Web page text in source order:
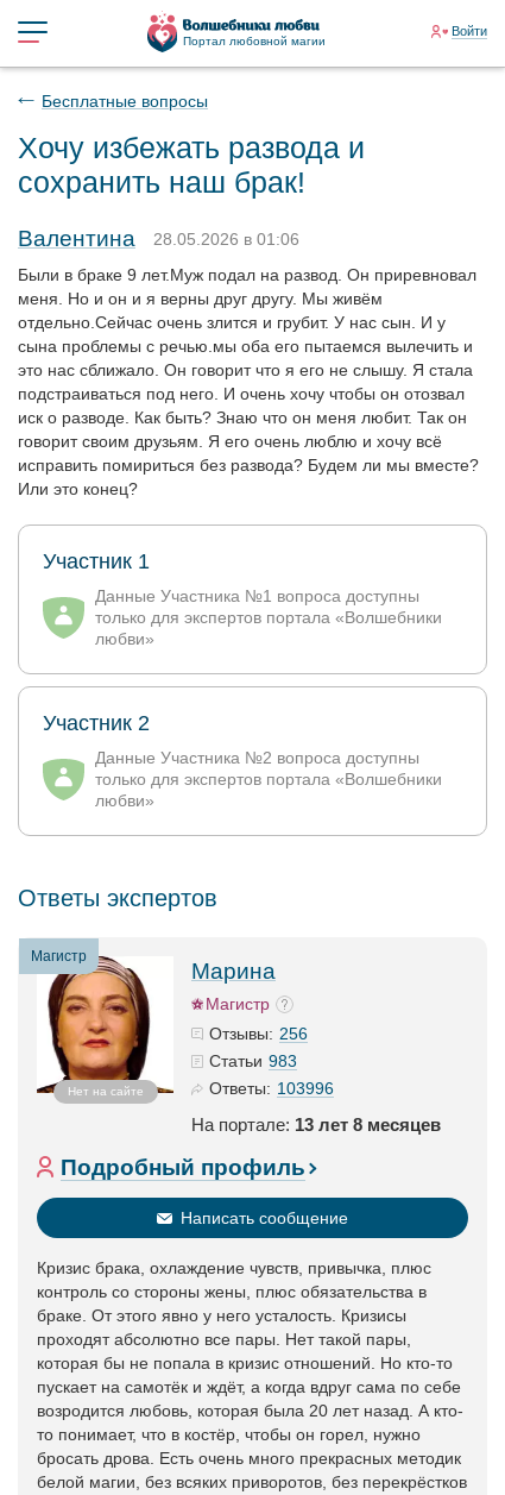
Портал любовной магии
Войти
Бесплатные вопросы
Хочу избежать развода и
сохранить наш брак!
Валентина
28.05.2026 в 01:06
Были в браке 9 лет.Муж подал на развод. Он приревновал
меня. Но и он и я верны друг другу. Мы живём
отдельно.Сейчас очень злится и грубит. У нас сын. И у
сына проблемы с речью.мы оба его пытаемся вылечить и
это нас сближало. Он говорит что я его не слышу. Я стала
подстраиваться под него. И очень хочу чтобы он отозвал
иск о разводе. Как быть? Знаю что он меня любит. Так он
говорит своим друзьям. Я его очень люблю и хочу всё
исправить помириться без развода? Будем ли мы вместе?
Или это конец?
Участник 1
Данные Участника №1 вопроса доступны
только для экспертов портала «Волшебники
любви»
Участник 2
Данные Участника №2 вопроса доступны
только для экспертов портала «Волшебники
любви»
Ответы экспертов
Магистр
Нет на сайте
Марина
Магистр
Отзывы: 256
Статьи 983
Ответы: 103996
На портале: 13 лет 8 месяцев
Подробный профиль
Написать сообщение
Кризис брака, охлаждение чувств, привычка, плюс
контроль со стороны жены, плюс обязательства в
браке. От этого явно у него усталость. Кризисы
проходят абсолютно все пары. Нет такой пары,
которая бы не попала в кризис отношений. Но кто-то
пускает на самотёк и ждёт, а когда вдруг сама по себе
возродится любовь, которая была 20 лет назад. А кто-
то понимает, что в костёр, чтобы он горел, нужно
бросать дрова. Есть очень много прекрасных методик
белой магии, без всяких приворотов, без перекрёстков